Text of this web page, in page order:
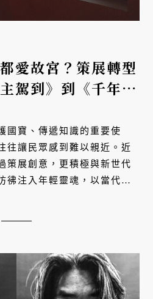
愛故宮？策展轉型
駕到》到《千年神
新故事
國寶、傳遞知識的重要使
往讓民眾感到難以親近。近
策展創意，更積極與新世代
彿注入年輕靈魂，以當代語